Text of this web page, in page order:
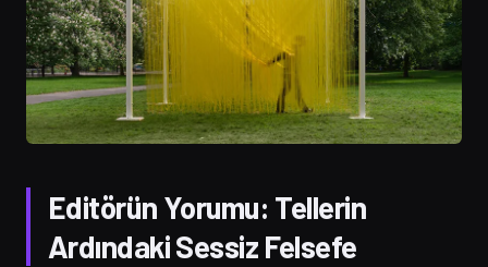
Editörün Yorumu: Tellerin
Ardındaki Sessiz Felsefe